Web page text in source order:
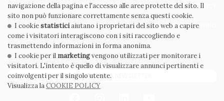
PRIVACY POLICY COOKIE POLICY
CONDIZIONI GENERALI WHISTLEBLOWING
CODICE ETICO
ISCRIVITI ALLA NEWSLETTER
navigazione della pagina e l'accesso alle aree protette del sito. Il
sito non può funzionare correttamente senza questi cookie.
I cookiestatisticiaiutano i proprietari del sito web a capire
come i visitatori interagiscono con i siti raccogliendo e
trasmettendo informazioni in forma anonima.
I cookie per il marketingvengono utilizzati per monitorare i
visitatori. L'intento è quello di visualizzare annunci pertinenti e
coinvolgenti per il singolo utente.
Visualizza laCOOKIE POLICY